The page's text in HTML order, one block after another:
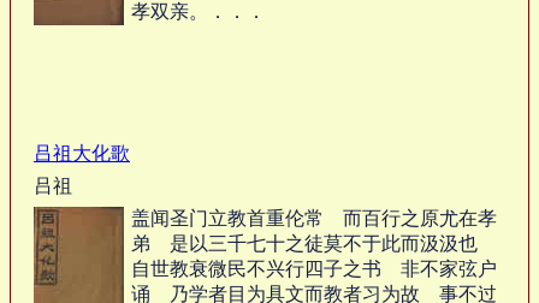
孝双亲。．．．
吕祖大化歌
吕祖
盖闻圣门立教首重伦常 而百行之原尤在孝
弟 是以三千七十之徒莫不于此而汲汲也
自世教衰微民不兴行四子之书 非不家弦户
诵 乃学者目为具文而教者习为故 事不过